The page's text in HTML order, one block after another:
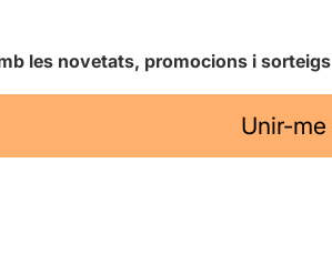
les novetats, promocions i sorteigs
Unir-me